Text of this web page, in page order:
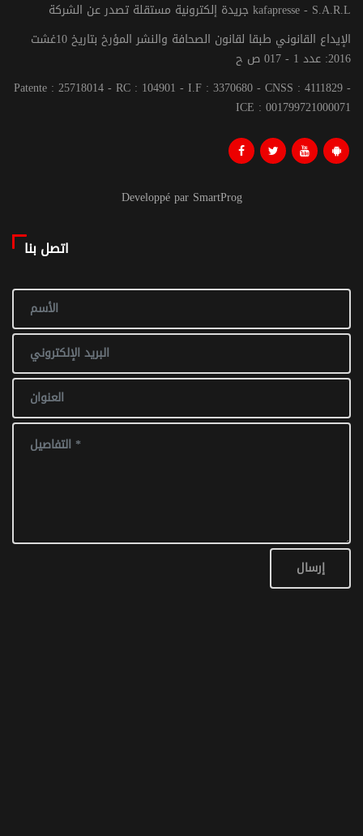
جريدة إلكترونية مستقلة تصدر عن الشركة kafapresse - S.A.R.L
الإيداع القانوني طبقا لقانون الصحافة والنشر المؤرخ بتاريخ 10غشت
2016: عدد 1 - 017 ص ح
Patente : 25718014 - RC : 104901 - I.F : 3370680 - CNSS : 4111829 -
ICE : 001799721000071
Developpé par SmartProg
اتصل بنا